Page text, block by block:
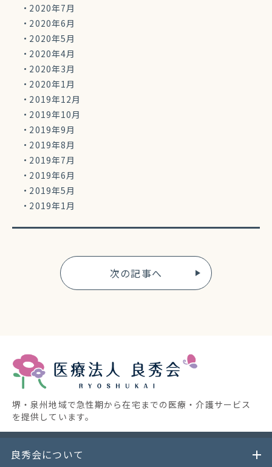
2020年7月
2020年6月
2020年5月
2020年4月
2020年3月
2020年1月
2019年12月
2019年10月
2019年9月
2019年8月
2019年7月
2019年6月
2019年5月
2019年1月
次の記事へ
堺・泉州地域で急性期から在宅までの医療・介護サービス
を提供しています。
良秀会について